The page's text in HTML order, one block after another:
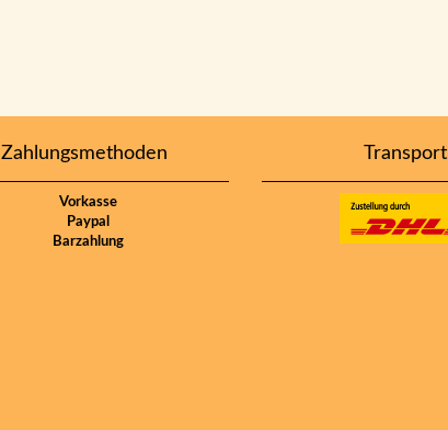
Zahlungsmethoden
Vorkasse
Paypal
Barzahlung
Transport